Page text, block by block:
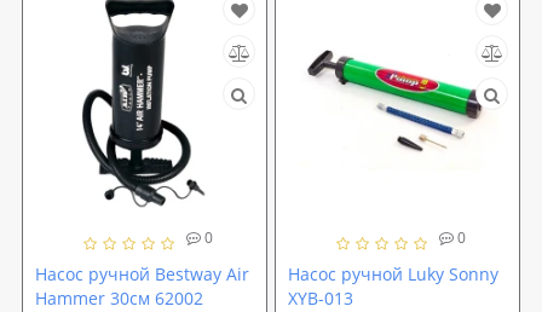
0
Насос ручной Bestway Air
Hammer 30см 62002
0
Насос ручной Luky Sonny
XYB-013